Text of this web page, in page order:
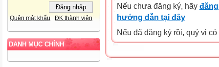
Quên mật khẩu ĐK thành viên
DANH MỤC CHÍNH
Nếu chưa đăng ký, hãy
hướng dẫn tại đây
Nếu đã đăng ký rồi, quý vị